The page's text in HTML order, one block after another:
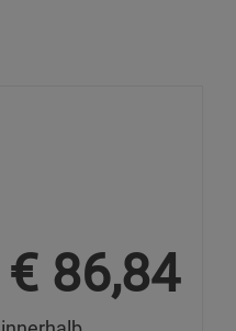
€ 86,84